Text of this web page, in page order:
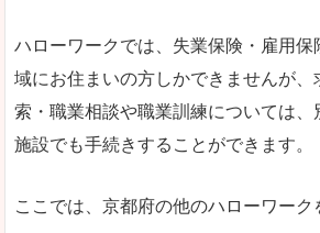
ハローワークでは、失業保険・雇用保
域にお住まいの方しかできませんが、
索・職業相談や職業訓練については、
施設でも手続きすることができます。
ここでは、京都府の他のハローワーク